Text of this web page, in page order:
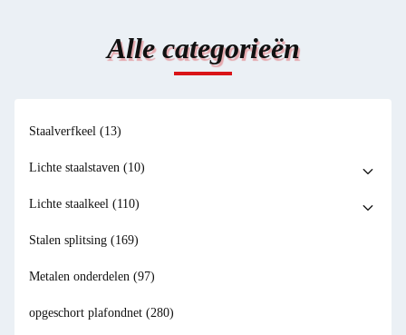
Alle categorieën
Staalverfkeel (13)
Lichte staalstaven (10)
Lichte staalkeel (110)
Stalen splitsing (169)
Metalen onderdelen (97)
opgeschort plafondnet (280)